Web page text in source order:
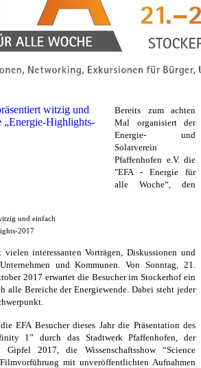
und einfach
2017
Bereits zum achten
Mal organisiert der
Energie- und
Solarverein
Pfaffenhofen e.V. die
"EFA - Energie für
alle Woche“, den
vielen interessanten Vorträgen, Diskussionen und
und Kommunen. Von Sonntag, 21.
2017 erwartet die Besucher im Stockerhof ein
alle Bereiche der Energiewende. Dabei steht jeder
EFA Besucher dieses Jahr die Präsentation des
1” durch das Stadtwerk Pfaffenhofen, der
Gipfel 2017, die Wissenschaftsshow “Science
mit unveröffentlichten Aufnahmen